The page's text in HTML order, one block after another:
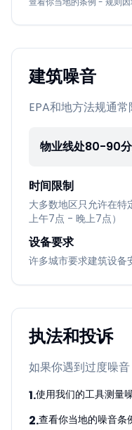
建筑噪音
EPA和地方法规通常
物业线处80-90
时间限制
大多数地区只允许在特
上午7点 - 晚上7点）
设备要求
许多城市要求建筑设备
执法和投诉
如果你遇到过度噪音
1.使用我们的工具测量
2.查看你当地的噪音条